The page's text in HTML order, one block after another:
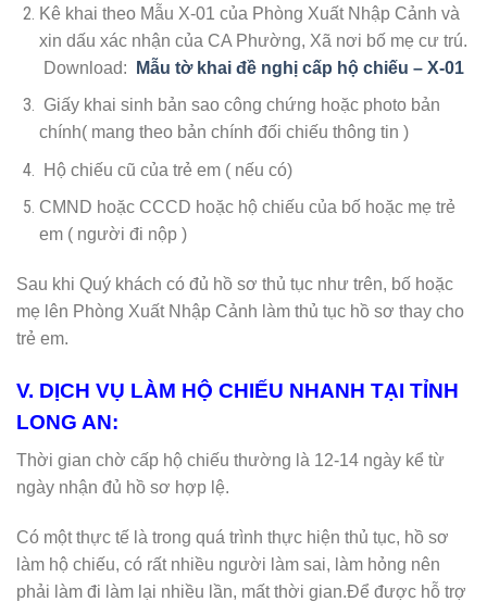
Kê khai theo Mẫu X-01 của Phòng Xuất Nhập Cảnh và
xin dấu xác nhận của CA Phường, Xã nơi bố mẹ cư trú.
Download:
Mẫu tờ khai đề nghị cấp hộ chiếu – X-01
Giấy khai sinh bản sao công chứng hoặc photo bản
chính( mang theo bản chính đối chiếu thông tin )
Hộ chiếu cũ của trẻ em ( nếu có)
CMND hoặc CCCD hoặc hộ chiếu của bố hoặc mẹ trẻ
em ( người đi nộp )
Sau khi Quý khách có đủ hồ sơ thủ tục như trên, bố hoặc
mẹ lên Phòng Xuất Nhập Cảnh làm thủ tục hồ sơ thay cho
trẻ em.
V. DỊCH VỤ LÀM HỘ CHIẾU NHANH TẠI TỈNH
LONG AN:
Thời gian chờ cấp hộ chiếu thường là 12-14 ngày kể từ
ngày nhận đủ hồ sơ hợp lệ.
Có một thực tế là trong quá trình thực hiện thủ tục, hồ sơ
làm hộ chiếu, có rất nhiều người làm sai, làm hỏng nên
phải làm đi làm lại nhiều lần, mất thời gian.Để được hỗ trợ